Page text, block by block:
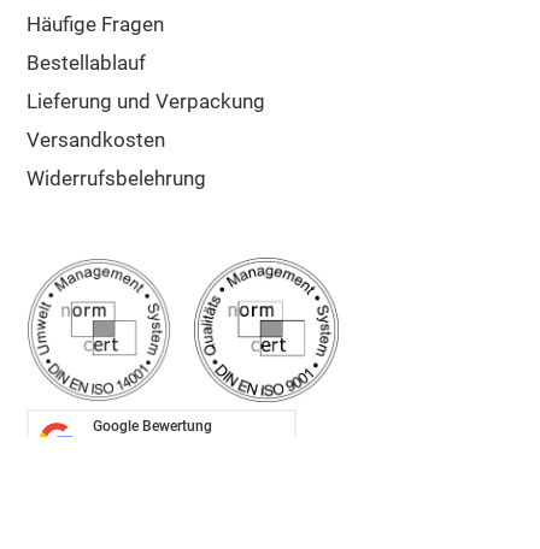
Häufige Fragen
Bestellablauf
Lieferung und Verpackung
Versandkosten
Widerrufsbelehrung
Google Bewertung